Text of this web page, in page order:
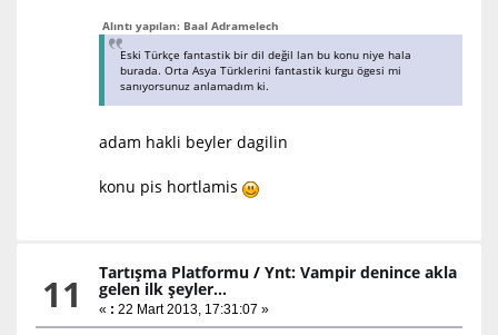
Alıntı yapılan: Baal Adramelech
Eski Türkçe fantastik bir dil değil lan bu konu niye hala
burada. Orta Asya Türklerini fantastik kurgu ögesi mi
sanıyorsunuz anlamadım ki.
adam hakli beyler dagilin
konu pis hortlamis
11 Tartışma Platformu /Ynt: Vampir denince akla
gelen ilk şeyler...
« : 22 Mart 2013, 17:31:07 »